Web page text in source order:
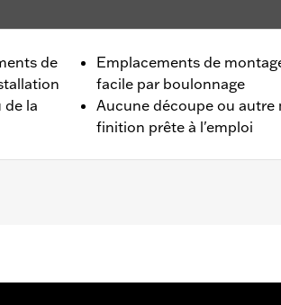
de
de la
Emplacements de
facile par boulonnage
Aucune découpe ou
finition prête à l'emploi